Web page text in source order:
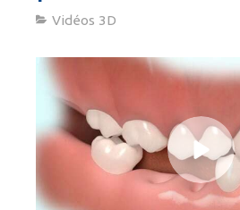
Vidéos 3D